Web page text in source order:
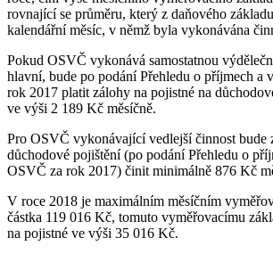
rovnající se průměru, který z daňového
kalendářní měsíc, v němž byla vykonávána
Pokud OSVČ vykonává samostatnou
hlavní, bude po podání Přehledu o příjmech a
rok 2017 platit zálohy na pojistné na
ve výši 2 189 Kč měsíčně.
Pro OSVČ vykonávající vedlejší činnost bude
důchodové pojištění (po podání Přehledu o
OSVČ za rok 2017) činit minimálně 876 Kč
V roce 2018 je maximálním měsíčním
částka 119 016 Kč, tomuto vyměřovacímu
na pojistné ve výši 35 016 Kč.